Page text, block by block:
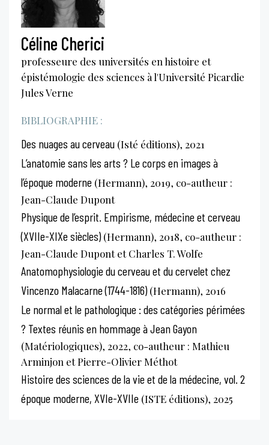
Céline Cherici
professeure des universités en histoire et
épistémologie des sciences à l'Université Picardie
Jules Verne
BIBLIOGRAPHIE :
Des nuages au cerveau (Isté éditions), 2021
L’anatomie sans les arts ? Le corps en images à
l’époque moderne (Hermann), 2019, co-autheur :
Jean-Claude Dupont
Physique de l’esprit. Empirisme, médecine et cerveau
(XVIIe-XIXe siècles)(Hermann), 2018, co-autheur :
Jean-Claude Dupont et Charles T. Wolfe
Anatomophysiologie du cerveau et du cervelet chez
Vincenzo Malacarne (1744-1816)(Hermann), 2016
Le normal et le pathologique : des catégories périmées
? Textes réunis en hommage à Jean Gayon
(Matériologiques), 2022, co-autheur : Mathieu
Arminjon et Pierre-Olivier Méthot
Histoire des sciences de la vie et de la médecine, vol. 2
époque moderne, XVIe-XVIIe (ISTE éditions), 2025